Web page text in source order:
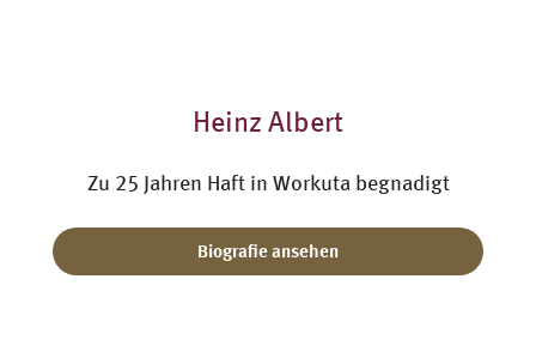
Heinz Albert
Zu 25 Jahren Haft in Workuta begnadigt
Biografie ansehen